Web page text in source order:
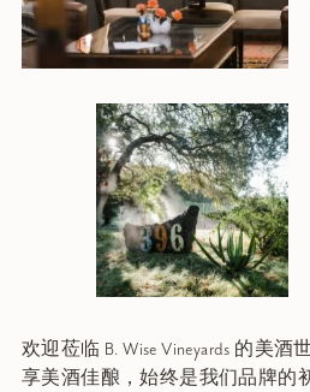
欢迎莅临 B. Wise Vineyards 的美
享美酒佳酿，始终是我们品牌的